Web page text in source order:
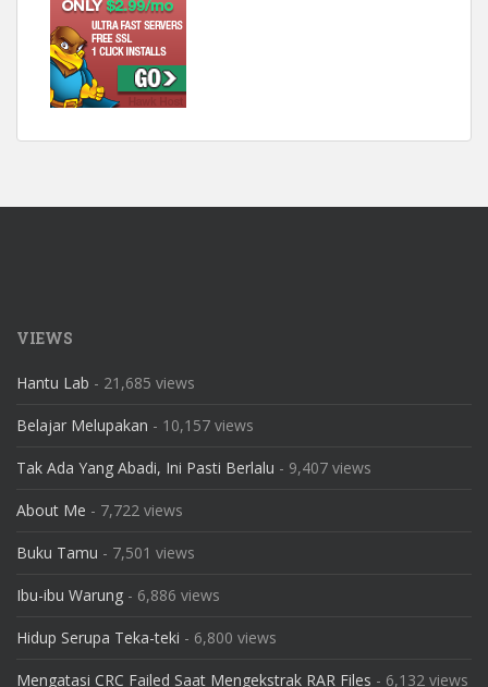
VIEWS
Hantu Lab - 21,685 views
Belajar Melupakan - 10,157 views
Tak Ada Yang Abadi, Ini Pasti Berlalu - 9,407 views
About Me - 7,722 views
Buku Tamu - 7,501 views
Ibu-ibu Warung - 6,886 views
Hidup Serupa Teka-teki - 6,800 views
Mengatasi CRC Failed Saat Mengekstrak RAR Files - 6,132 views